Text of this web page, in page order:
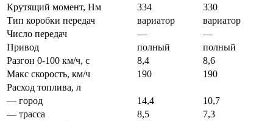
Крутящий момент, Нм
334
330
Тип коробки передач
вариатор
вариатор
Число передач
—
—
Привод
полный
полный
Разгон 0-100 км/ч, с
8,4
8,6
Макс скорость, км/ч
190
190
Расход топлива, л
— город
14,4
10,7
— трасса
8,5
7,3